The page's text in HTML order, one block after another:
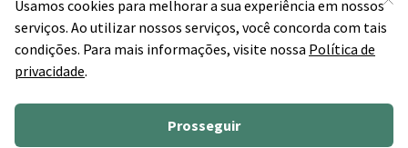
©2026 - Estratégia Militares - Cursos Online para Concursos Militares.